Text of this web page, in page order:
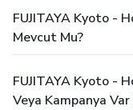
FUJITAYA Kyoto -
Mevcut Mu?
FUJITAYA Kyoto -
Veya Kampanya Var